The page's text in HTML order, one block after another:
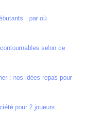
: par où
selon ce
: nos idées repas pour
pour 2 joueurs